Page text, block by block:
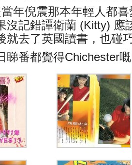
年倪震那本年輕人都
沒記錯譚衛蘭 (Kitty) 應
就去了英國讀書，也碰
睇番都覺得Chichester